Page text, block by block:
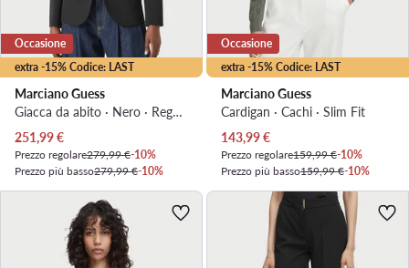
extra -15% Codice: LAST
Occasione
Marciano Guess
Giacca da abito · Nero · Regular Fit
Prezzo attuale
251,99€
Prezzo regolare279,99 €-10%
Prezzo più basso279,99 €-10%
extra -15% Codice: LAST
Occasione
Marciano Guess
Cardigan · Cachi · Slim Fit
Prezzo attuale
143,99€
Prezzo regolare159,99 €-10%
Prezzo più basso159,99 €-10%